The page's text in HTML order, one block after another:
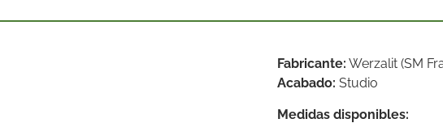
Fabricante: Werzalit (SM
Acabado: Studio
Medidas disponibles: